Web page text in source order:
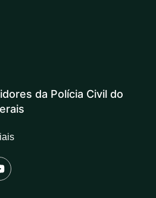
da Polícia Civil do